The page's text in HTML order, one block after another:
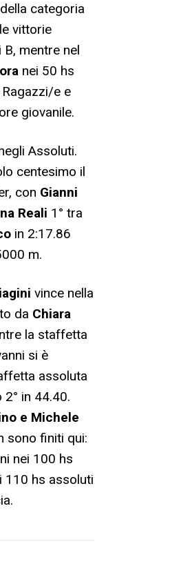
della categoria
vittorie
mentre nel
nei 50 hs
e e
giovanile.
Assoluti.
centesimo il
con Gianni
Reali 1° tra
in 2:17.86
m.
vince nella
da Chiara
la staffetta
si è
assoluta
in 44.40.
e Michele
sono finiti qui:
nei 100 hs
110 hs assoluti